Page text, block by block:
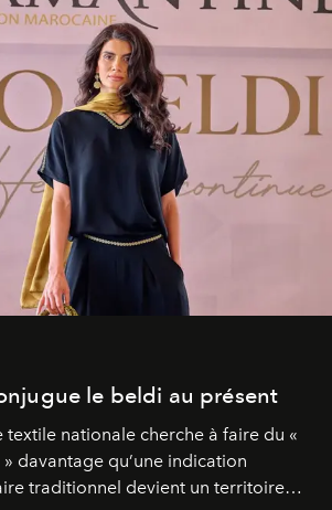
le beldi au présent
nationale cherche à faire du «
davantage qu’une indication
traditionnel devient un territoire